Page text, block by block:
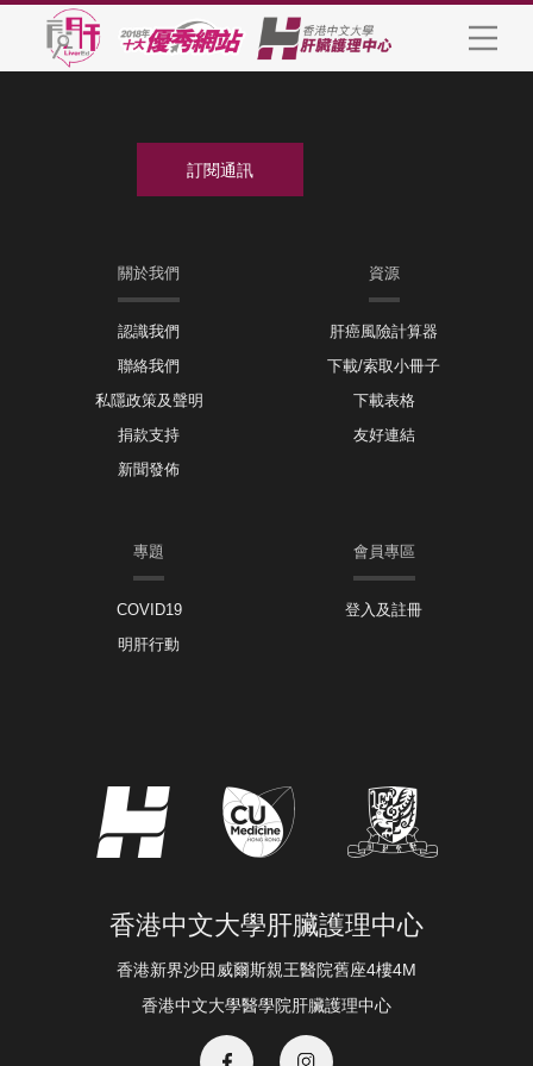
關於我們
認識我們
聯絡我們
私隱政策及聲明
捐款支持
新聞發佈
資源
肝癌風險計算器
下載/索取小冊子
下載表格
友好連結
專題
COVID19
明肝行動
會員專區
登入及註冊
香港中文大學肝臟護理中心
香港新界沙田威爾斯親王醫院舊座4樓4M
香港中文大學醫學院肝臟護理中心